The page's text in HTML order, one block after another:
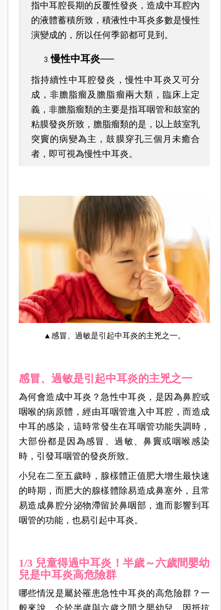
指中耳腔長期的反覆性發炎，造成中耳腔內
的液體蓄積所致，積液性中耳炎多數是慢性
演變成的，所以任何季節都可見到。
慢性中耳炎──
指持續性中耳腔發炎，慢性中耳炎又可分
成，非膽脂瘤及膽脂瘤兩大類，臨床上定
義，非膽脂瘤類的主要是指耳咽管和鼓室的
粘膜發炎所致，膽脂瘤類的是，以上鼓室乳
突竇的病變為主，鼓膜穿孔三個月未癒合
者，即可視為慢性中耳炎。
▲感冒、過敏是引起中耳炎的主兇之一。
感冒、過敏是引起中耳炎的主兇之一
為何會造成中耳炎？急性中耳炎，是因為鼻腔或
咽喉的病原體，經由耳咽管進入中耳腔，而造成
中耳的感染，這時常發生在耳咽管功能失調時，
大部份都是因為感冒、過敏、鼻竇或咽喉感染
時，引發耳咽管的發炎所致。
小兒在二至五歲時，腺樣體正值肥大增生最快速
的時期，而肥大的腺樣體除易造成鼻塞外，且常
易造成鼻腔分泌物滯留於鼻咽部，進而影響到耳
咽管的功能，也易引起中耳炎。
1/3 兒童得過中耳炎！半歲～六歲間嬰幼
兒是中耳炎高危險群
哪些情況是屬於罹患急性中耳炎的高危險群？一